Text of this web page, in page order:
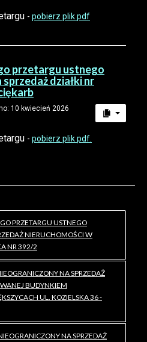
- pobierz plik pdf
przetargu ustnego
działki nr
10 kwiecień 2026
- pobierz plik pdf.
PRZETARGU USTNEGO
NIERUCHOMOŚCI W
NR 392/2
NA SPRZEDAŻ
BUDYNKIEM
UL. KOZIELSKA 36 -
NA SPRZEDAŻ